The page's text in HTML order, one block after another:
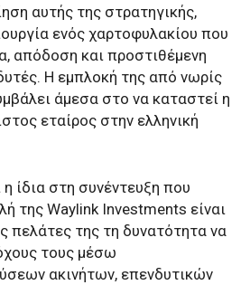
αυτής της στρατηγικής,
ενός χαρτοφυλακίου που
απόδοση και προστιθέμενη
Η εμπλοκή της από νωρίς
άμεσα στο να καταστεί η
εταίρος στην ελληνική
ίδια στη συνέντευξη που
της Waylink Investments είναι
πελάτες της τη δυνατότητα να
τους μέσω
ακινήτων, επενδυτικών